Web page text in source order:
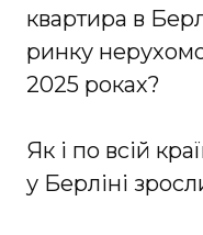
квартира в
ринку
2025 роках?
Як і по всій
у Берліні